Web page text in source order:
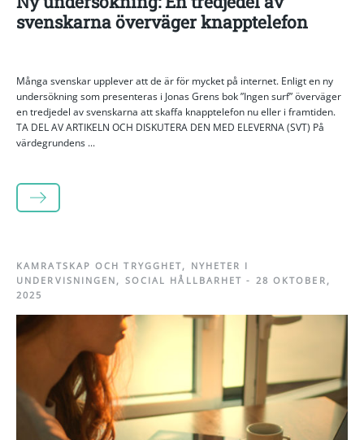
svenskarna överväger knapptelefon
Många svenskar upplever att de är för mycket på internet. Enligt en ny
undersökning som presenteras i Jonas Grens bok ”Ingen surf” överväger
en tredjedel av svenskarna att skaffa knapptelefon nu eller i framtiden.
TA DEL AV ARTIKELN OCH DISKUTERA DEN MED ELEVERNA (SVT) På
värdegrundens ...
LÄS MER
KAMRATSKAP OCH TRYGGHET,
NYHETER I
UNDERVISNINGEN , SOCIAL HÅLLBARHET - 28 OKTOBER,
2025